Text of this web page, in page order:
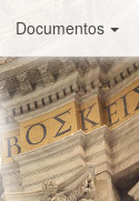
Documentos